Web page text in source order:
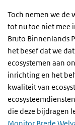
Toch nemen we de
tot nu toe niet mee
Bruto Binnenlands
het besef dat we
ecosystemen aan
inrichting en het
kwaliteit van
die deze bijdragen